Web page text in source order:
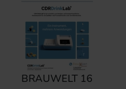
BRAUWELT 16